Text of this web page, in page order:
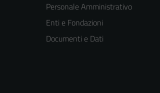
Personale Amministrativo
Enti e Fondazioni
Documenti e Dati